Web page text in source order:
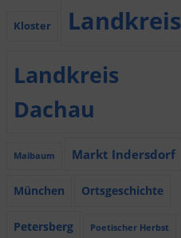
Kloster Landkreis
Landkreis
Dachau
Maibaum Markt Indersdorf
München Ortsgeschichte
Petersberg Poetischer Herbst